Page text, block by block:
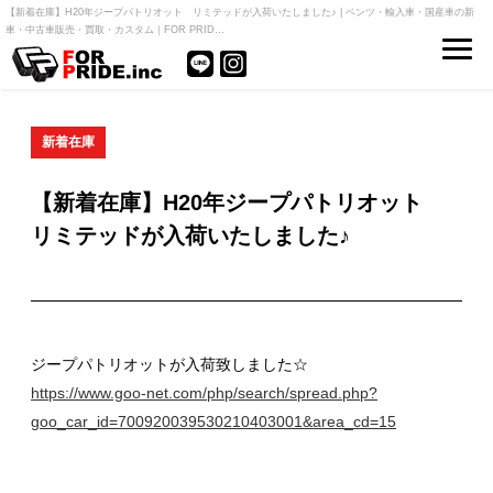
【新着在庫】H20年ジープパトリオット リミテッドが入荷いたしました♪ | ベンツ・輸入車・国産車の新
車・中古車販売・買取・カスタム｜FOR PRID…
新着在庫
【新着在庫】H20年ジープパトリオット
リミテッドが入荷いたしました♪
ジープパトリオットが入荷致しました☆
https://www.goo-net.com/php/search/spread.php?
goo_car_id=700920039530210403001&area_cd=15